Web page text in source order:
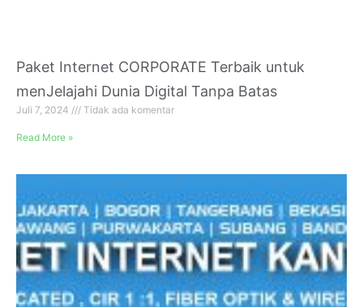
Paket Internet CORPORATE Terbaik untuk
menJelajahi Dunia Digital Tanpa Batas
Juli 7, 2024 Tidak ada komentar
Read More »